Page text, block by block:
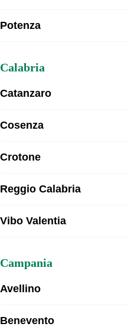
Potenza
Calabria
Catanzaro
Cosenza
Crotone
Reggio Calabria
Vibo Valentia
Campania
Avellino
Benevento